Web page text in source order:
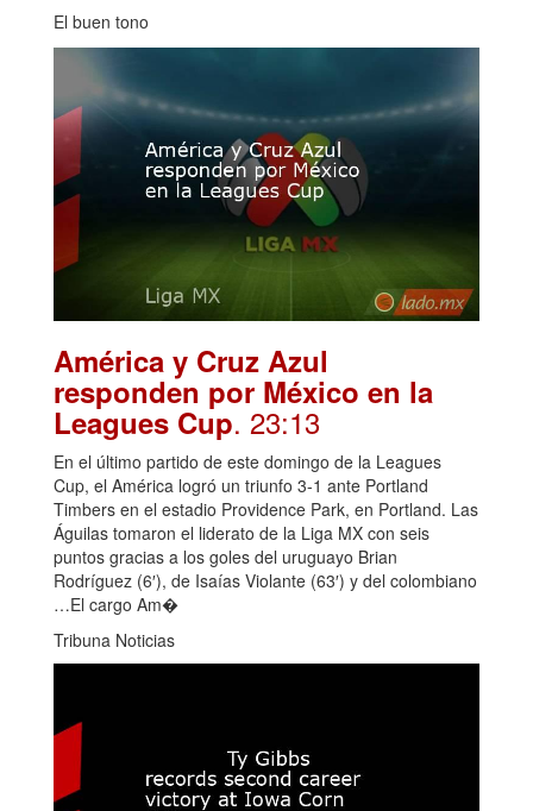
El buen tono
América y Cruz Azul
responden por México en la
Leagues Cup. 23:13
En el último partido de este domingo de la Leagues
Cup, el América logró un triunfo 3-1 ante Portland
Timbers en el estadio Providence Park, en Portland. Las
Águilas tomaron el liderato de la Liga MX con seis
puntos gracias a los goles del uruguayo Brian
Rodríguez (6′), de Isaías Violante (63′) y del colombiano
…El cargo Am�
Tribuna Noticias